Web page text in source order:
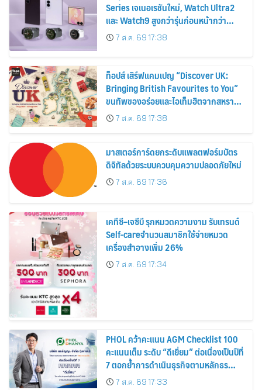
Series เจเนอเรชันใหม่, Watch Ultra2
และ Watch9 สูงกว่ารุ่นก่อนหน้ากว่า
30%7 ส.ค. 69 17:38
ท็อปส์ เสิร์ฟแคมเปญ “Discover UK:
Bringing British Favourites to You”
ขนทัพของอร่อยและไอเท็มฮิตจากสหราช
อาณาจักร ส่งตรงถึงมือตั้งแต่วันนี้ – 18
สิงหาคมนี้
7 ส.ค. 69 17:38
มาสเตอร์การ์ดยกระดับแพลตฟอร์มบัตร
ดิจิทัลด้วยระบบควบคุมความปลอดภัยใหม่
7 ส.ค. 69 17:36
เคทีซี–เจซีบี รุกหมวดความงาม รับเทรนด์
Self-careจำนวนสมาชิกใช้จ่ายหมวด
เครื่องสำอางเพิ่ม 26%
7 ส.ค. 69 17:34
PHOL คว้าคะแนน AGM Checklist 100
คะแนนเต็ม ระดับ “ดีเยี่ยม” ต่อเนื่องเป็นปีที่
7 ตอกย้ำการดำเนินธุรกิจตามหลักธร
รมาภิบาล โปร่งใส สร้างความเชื่อมั่นผู้ถือ
7 ส.ค. 69 17:33